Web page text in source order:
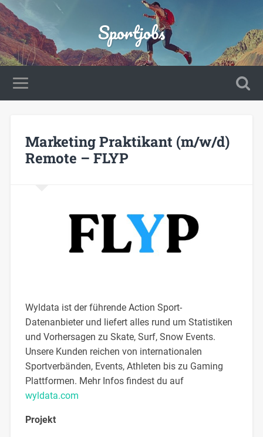
Sportjobs
Marketing Praktikant (m/w/d)
Remote – FLYP
Wyldata ist der führende Action Sport-
Datenanbieter und liefert alles rund um Statistiken
und Vorhersagen zu Skate, Surf, Snow Events.
Unsere Kunden reichen von internationalen
Sportverbänden, Events, Athleten bis zu Gaming
Plattformen. Mehr Infos findest du auf
wyldata.com
Projekt